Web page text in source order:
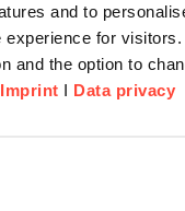
and to
experience for visitors.
and the option to
Imprint I Data privacy
und August Wilhelm